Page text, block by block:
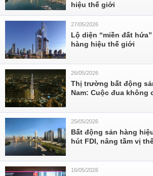
hiệu thế giới
27/05/2026
Lộ diện “miền đất
hàng hiệu thế giới
26/05/2026
Thị trường bất động
Nam: Cuộc đua không
25/05/2026
Bất động sản hàng
hút FDI, nâng tầm vị
16/05/2026